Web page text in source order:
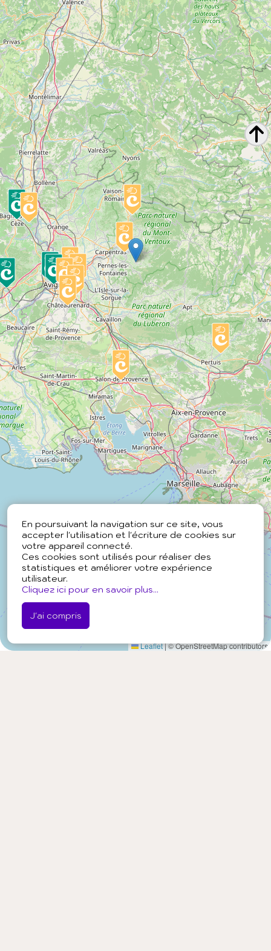
En poursuivant la navigation sur ce site, vous
accepter l'utilisation et l'écriture de cookies sur
votre appareil connecté.
Ces cookies sont utilisés pour réaliser des
statistiques et améliorer votre expérience
utilisateur.
Cliquez ici pour en savoir plus...
J'ai compris
Leaflet|© OpenStreetMap contributors